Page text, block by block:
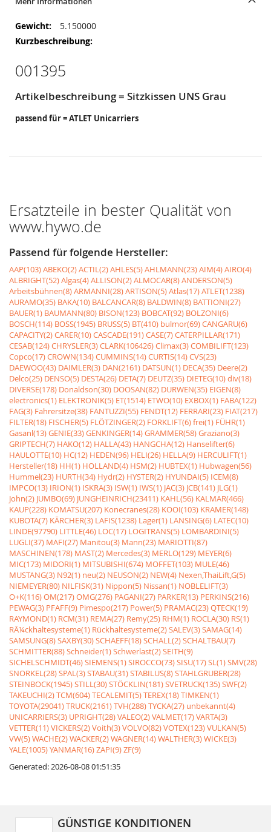
Mehr
Informationen
5.150000
001395
Artikelbeschreibung = Sitzkissen UNS Grau
passend für = ATLET Unicarriers
Ersatzteile in bester Qualität von
www.hywo.de
Passend für folgende Hersteller:
AAP(103)ABEKO(2)ACTIL(2)AHLES(5)AHLMANN(23)AIM(4)AIRO(4)
ALBRIGHT(52)Algas(4)ALLISON(2)ALMOCAR(8)ANDERSON(5)
Arbeitsbühnen(8)ARMANNI(28)ARTISON(5)Atlas(17)ATLET(1238)
AURAMO(35) BAKA(10) BALCANCAR(8) BALDWIN(8) BATTIONI(27)
BAUER(1) BAUMANN(80) BISON(123) BOBCAT(92) BOLZONI(6)
BOSCH(114) BOSS(1945) BRUSS(5) BT(410) bulmor(69)CANGARU(6)
CAPACITY(2)CARER(10)CASCADE(191)CASE(7)CATERPILLAR(171)
CESAB(124)CHRYSLER(3)CLARK(106426)Climax(3)COMBILIFT(123)
Copco(17)CROWN(134)CUMMINS(14)CURTIS(14)CVS(23)
DAEWOO(43) DAIMLER(3) DAN(2161) DATSUN(1) DECA(35) Deere(2)
Delco(25) DENSO(5) DESTA(26) DETA(7) DEUTZ(35) DIETEG(10)div(18)
DIVERSE(178) Donaldson(30) DOOSAN(82) DURWEN(35) EIGEN(8)
electronics(1) ELEKTRONIK(5) ET(1514) ETWO(10) EXBOX(1) FABA(122)
FAG(3) Fahrersitze(38) FANTUZZI(55) FENDT(12) FERRARI(23) FIAT(217)
FILTER(18) FISCHER(5) FLÖTZINGER(2) FORKLIFT(6)frei(1) FÜHR(1)
Gasanl(13)GENIE(33)GENKINGER(14)GRAMMER(58)Graziano(3)
GRIPTECH(7) HAKO(12) HALLA(43) HANGCHA(12) Hanselifter(6)
HAULOTTE(10) HC(12) HEDEN(96) HELI(26) HELLA(9) HERCULIFT(1)
Hersteller(18) HH(1) HOLLAND(4) HSM(2) HUBTEX(1) Hubwagen(56)
Hummel(23) HURTH(34) Hydr(2) HYSTER(2) HYUNDAI(5) ICEM(8)
IMPCO(13) IRION(1) ISKRA(3) ISW(1) IWS(1) JAC(3) JCB(141) JLG(1)
John(2) JUMBO(69) JUNGHEINRICH(23411) KAHL(56) KALMAR(466)
KAUP(228) KOMATSU(207) Konecranes(28) KOOI(103) KRAMER(148)
KUBOTA(7) KÃRCHER(3) LAFIS(1238) Lager(1) LANSING(6) LATEC(10)
LINDE(97790) LITTLE(46) LOC(17) LOGITRANS(5) LOMBARDINI(5)
LUGLI(37) MAFI(27) Manitou(3) Mann(23) MARIOTTI(87)
MASCHINEN(178) MAST(2) Mercedes(3) MERLO(129) MEYER(6)
MIC(173) MIDORI(1) MITSUBISHI(674) MOFFET(103) MULE(46)
MUSTANG(3) N92(1) neu(2) NEUSON(2) NEW(4) Nexen,ThaiLift,G(5)
NIEMEYER(80) NILFISK(31) Nippon(5) Nissan(1) NOBLELIFT(3)
O+K(116)OM(217)OMG(276) PAGANI(27) PARKER(13) PERKINS(216)
PEWAG(3) PFAFF(9) Pimespo(217) Power(5) PRAMAC(23)QTECK(19)
RAYMOND(1) RCM(31) REMA(27) Remy(25) RHM(1) ROCLA(30) RS(1)
RÃ¼ckhaltesysteme(1) Rückhaltesysteme(2)SALEV(3)SAMAG(14)
SAMSUNG(8)SAXBY(30)SCHAEFF(18)SCHALL(2)SCHALTBAU(7)
SCHMITTER(88)Schneider(1)Schwerlast(2)SEITH(9)
SICHELSCHMIDT(46)SIEMENS(1)SIROCCO(73)SISU(17)SL(1)SMV(28)
SNORKEL(28)SPAL(3)STABAU(31)STABILUS(8)STAHLGRUBER(28)
STEINBOCK(1945)STILL(30)STÖCKLIN(181)SVETRUCK(135)SWF(2)
TAKEUCHI(2)TCM(604)TECALEMIT(5)TEREX(18)TIMKEN(1)
TOYOTA(29041)TRUCK(2161)TVH(288)TYCKA(27) unbekannt(4)
UNICARRIERS(3) UPRIGHT(28)VALEO(2)VALMET(17)VARTA(3)
VETTER(11)VICKERS(2)Voith(3)VOLVO(82)VOTEX(123)VULKAN(5)
VW(5)WACHE(2)WACKER(2)WAGNER(14)WALTHER(3)WICKE(3)
YALE(1005)YANMAR(16)ZAPI(9)ZF(9)
Generated: 2026-08-08 01:51:35
GÜNSTIGE KONDITIONEN